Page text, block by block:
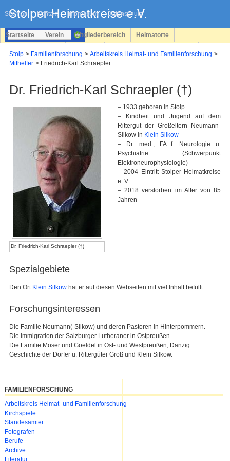
Sitemap Kontakt Impressum Datenschutz
überspringen
Startseite Verein Mitgliederbereich Heimatorte
Login
Stolp Familienforschung
Arbeitskreis Heimat- und Familienforschung
Mithelfer
Friedrich-Karl Schraepler
Dr. Friedrich-Karl Schraepler (†)
Dr. Friedrich-Karl Schraepler (†)
– 1933 geboren in Stolp
– Kindheit und Jugend auf dem
Rittergut der Großeltern Neumann-
Silkow in Klein Silkow
– Dr. med., FA f. Neurologie u.
Psychiatrie (Schwerpunkt
Elektroneurophysiologie)
– 2004 Eintritt Stolper Heimatkreise
e. V.
– 2018 verstorben im Alter von 85
Jahren
Spezialgebiete
Den Ort Klein Silkow hat er auf diesen Webseiten mit viel Inhalt befüllt.
Forschungsinteressen
Die Familie Neumann(-Silkow) und deren Pastoren in Hinterpommern.
Die Immigration der Salzburger Lutheraner in Ostpreußen.
Die Familie Moser und Goeldel in Ost- und Westpreußen, Danzig.
Geschichte der Dörfer u. Rittergüter Groß und Klein Silkow.
FAMILIENFORSCHUNG
Navigation
überspringen
Arbeitskreis Heimat- und Familienforschung
Kirchspiele
Standesämter
Fotografen
Berufe
Archive
Literatur